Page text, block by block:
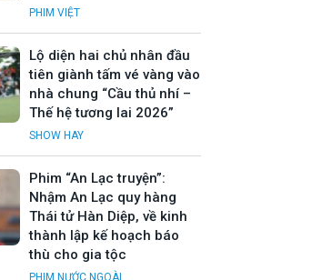
PHIM VIỆT
Lộ diện hai chủ nhân đầu
tiên giành tấm vé vàng vào
nhà chung “Cầu thủ nhí –
Thế hệ tương lai 2026”
SHOW HAY
Phim “An Lạc truyện”:
Nhậm An Lạc quy hàng
Thái tử Hàn Diệp, về kinh
thành lập kế hoạch báo
thù cho gia tộc